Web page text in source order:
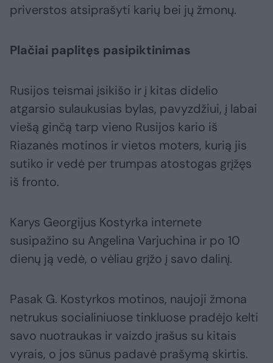
priverstos atsiprašyti karių bei jų žmonų.
Plačiai paplitęs pasipiktinimas
Rusijos teismai įsikišo ir į kitas didelio
atgarsio sulaukusias bylas, pavyzdžiui, į labai
viešą ginčą tarp vieno Rusijos kario iš
Riazanės motinos ir vietos moters, kurią jis
sutiko ir vedė per trumpas atostogas grįžęs
iš fronto.
Karys Georgijus Kostyrka internete
susipažino su Angelina Varjuchina ir po 10
dienų ją vedė, o vėliau grįžo į savo dalinį.
Pasak G. Kostyrkos motinos, naujoji žmona
netrukus socialiniuose tinkluose pradėjo kelti
savo nuotraukas ir vaizdo įrašus su kitais
vyrais, o jos sūnus padavė prašymą skirtis.